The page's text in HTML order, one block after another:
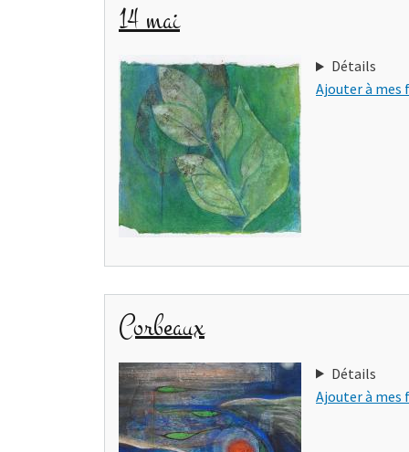
14 mai
Détails
Ajouter à mes
Corbeaux
Détails
Ajouter à mes